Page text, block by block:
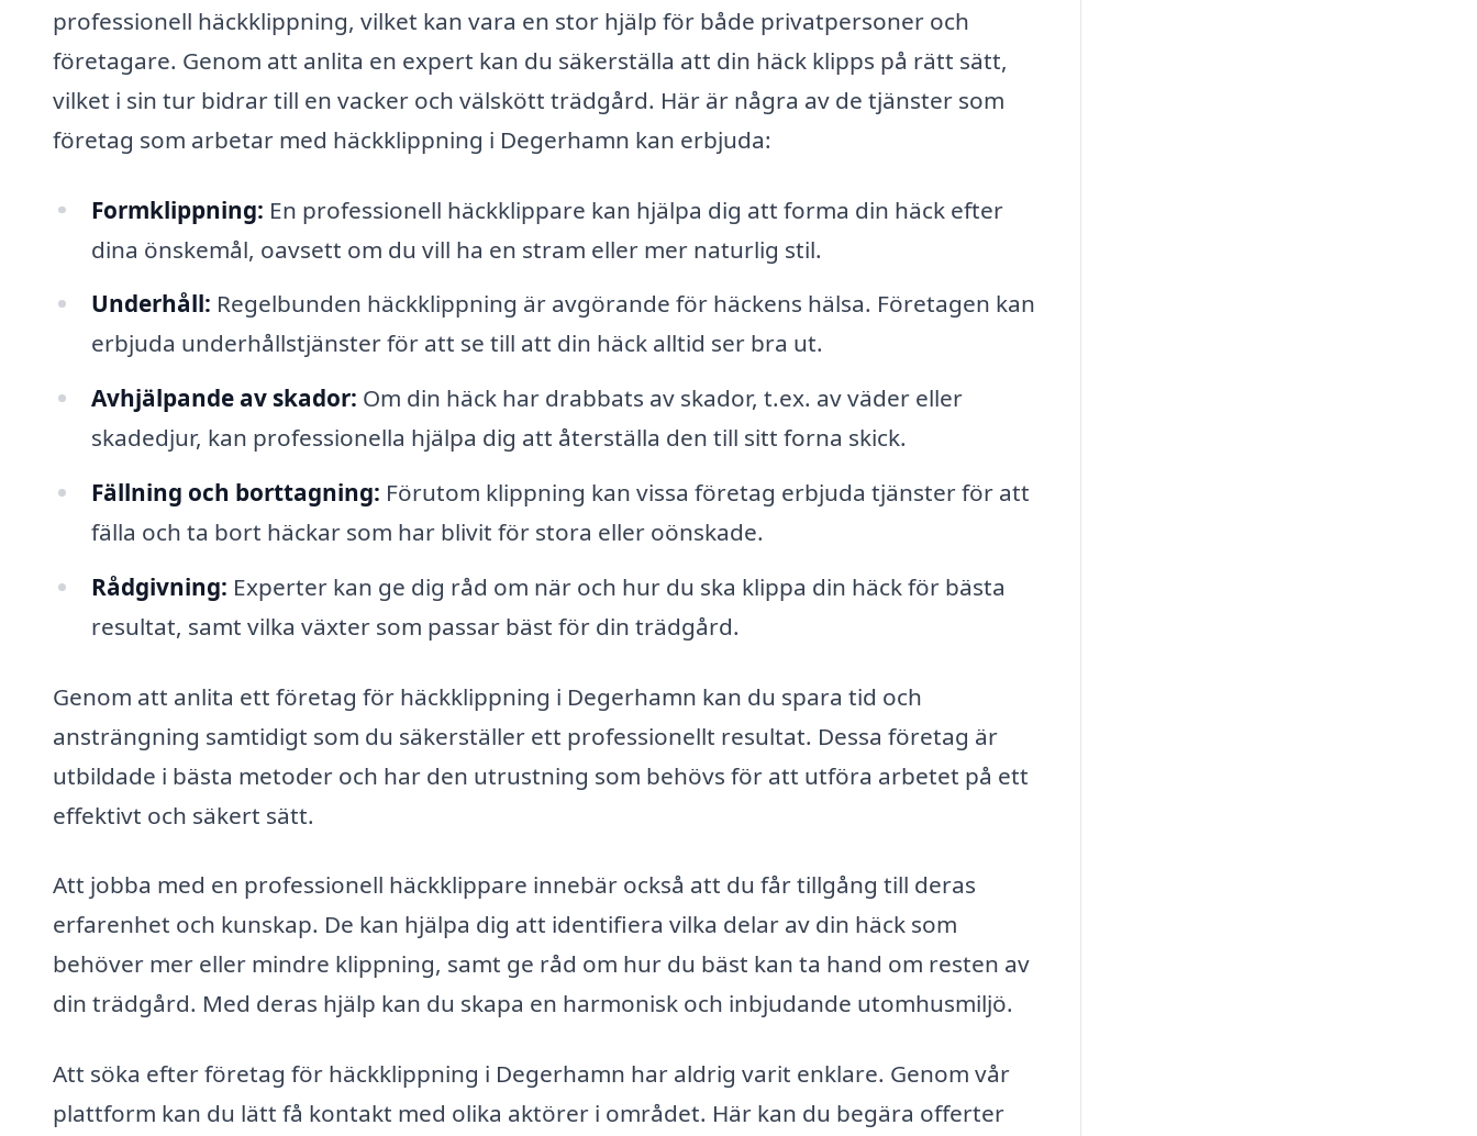
professionell häckklippning, vilket kan vara en stor hjälp för både privatpersoner och
företagare. Genom att anlita en expert kan du säkerställa att din häck klipps på rätt sätt,
vilket i sin tur bidrar till en vacker och välskött trädgård. Här är några av de tjänster som
företag som arbetar med häckklippning i Degerhamn kan erbjuda:
Formklippning: En professionell häckklippare kan hjälpa dig att forma din häck efter
dina önskemål, oavsett om du vill ha en stram eller mer naturlig stil.
Underhåll: Regelbunden häckklippning är avgörande för häckens hälsa. Företagen kan
erbjuda underhållstjänster för att se till att din häck alltid ser bra ut.
Avhjälpande av skador: Om din häck har drabbats av skador, t.ex. av väder eller
skadedjur, kan professionella hjälpa dig att återställa den till sitt forna skick.
Fällning och borttagning: Förutom klippning kan vissa företag erbjuda tjänster för att
fälla och ta bort häckar som har blivit för stora eller oönskade.
Rådgivning: Experter kan ge dig råd om när och hur du ska klippa din häck för bästa
resultat, samt vilka växter som passar bäst för din trädgård.
Genom att anlita ett företag för häckklippning i Degerhamn kan du spara tid och
ansträngning samtidigt som du säkerställer ett professionellt resultat. Dessa företag är
utbildade i bästa metoder och har den utrustning som behövs för att utföra arbetet på ett
effektivt och säkert sätt.
Att jobba med en professionell häckklippare innebär också att du får tillgång till deras
erfarenhet och kunskap. De kan hjälpa dig att identifiera vilka delar av din häck som
behöver mer eller mindre klippning, samt ge råd om hur du bäst kan ta hand om resten av
din trädgård. Med deras hjälp kan du skapa en harmonisk och inbjudande utomhusmiljö.
Att söka efter företag för häckklippning i Degerhamn har aldrig varit enklare. Genom vår
plattform kan du lätt få kontakt med olika aktörer i området. Här kan du begära offerter